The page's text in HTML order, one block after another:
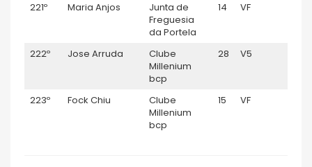
221º Maria Anjos
Junta de
Freguesia
da Portela
14 VF
222º Jose Arruda
Clube
Millenium
bcp
28 V5
223º Fock Chiu
Clube
Millenium
bcp
15 VF